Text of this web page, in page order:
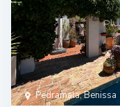
Pedramala, Benissa